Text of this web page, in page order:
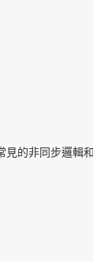
的非同步邏